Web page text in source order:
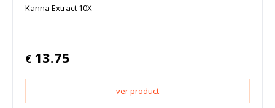
Kanna Extract 10X
€ 13.75
ver product